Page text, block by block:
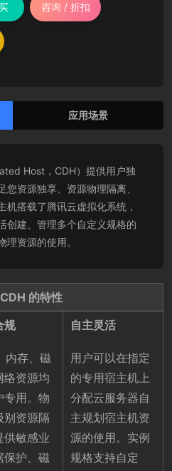
咨询 / 折扣
应用场景
Host，CDH）提供用户独
资源独享、资源物理隔离、
机搭载了腾讯云虚拟化系统，
创建、管理多个自定义规格的
资源的使用。
的特性
规
内存、磁
络资源均
专用。物
别资源隔
供敏感业
保护、磁
自主灵活
用户可以在指定
的专用宿主机上
分配云服务器自
主规划宿主机资
源的使用。实例
规格支持自定